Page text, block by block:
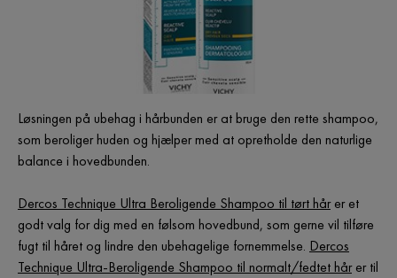
Løsningen på ubehag i hårbunden er at bruge den rette shampoo,
som beroliger huden og hjælper med at opretholde den naturlige
balance i hovedbunden.
Dercos Technique Ultra Beroligende Shampoo til tørt hårer et
godt valg for dig med en følsom hovedbund, som gerne vil tilføre
fugt til håret og lindre den ubehagelige fornemmelse. Dercos
Technique Ultra-Beroligende Shampoo til normalt/fedtet hårer til